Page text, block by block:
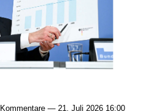
Kommentare — 21. Juli 2026 16:00